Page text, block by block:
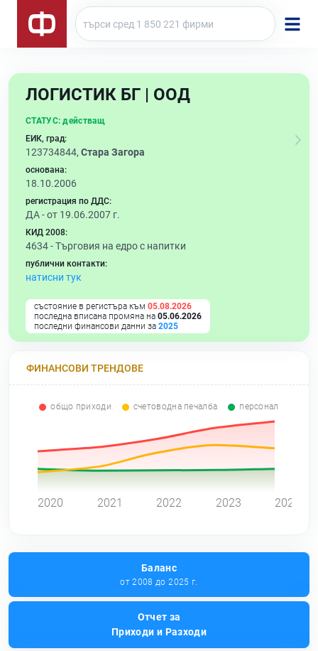
ЛОГИСТИК БГ | ООД
СТАТУС: действащ
ЕИК, град:
123734844, Стара Загора
основана:
18.10.2006
регистрация по ДДС:
ДА - от 19.06.2007 г.
КИД 2008:
4634 -Търговия на едро с напитки
публични контакти:
натисни тук
състояние в регистъра към 05.08.2026
последна вписана промяна на 05.06.2026
последни финансови данни за 2025
ФИНАНСОВИ ТРЕНДОВЕ
общо приходи счетоводна печалба персонал
2020 2021 2022 2023 2024
Баланс
от 2008 до 2025 г.
Отчет за
Приходи и Разходи